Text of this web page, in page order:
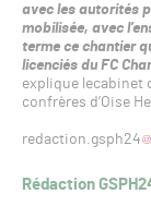
avec les autorités
mobilisée, avec
terme ce chantier
licenciés du FC
explique lecabinet
confrères d’Oise
redaction.gsph24
Rédaction